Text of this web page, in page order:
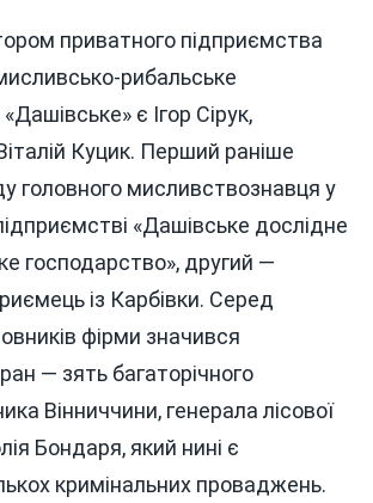
приватного підприємства
рибальське
є Ігор Сірук,
Куцик. Перший раніше
головного мисливствознавця у
«Дашівське дослідне
господарство», другий —
із Карбівки. Серед
фірми значився
— зять багаторічного
Вінниччини, генерала лісової
Бондаря, який нині є
кримінальних проваджень.